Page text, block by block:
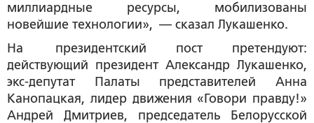
миллиардные ресурсы, мобилизованы
новейшие технологии», — сказал Лукашенко.
На президентский пост претендуют:
действующий президент Александр Лукашенко,
экс-депутат Палаты представителей Анна
Канопацкая, лидер движения «Говори правду!»
Андрей Дмитриев, председатель Белорусской